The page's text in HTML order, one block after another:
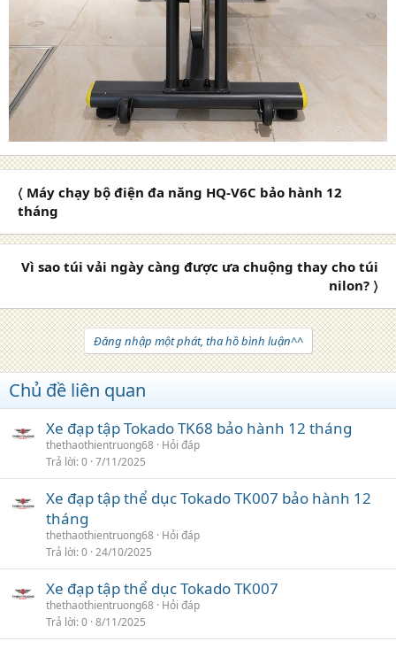
〈 Máy chạy bộ điện đa năng HQ-V6C bảo hành 12
tháng
Vì sao túi vải ngày càng được ưa chuộng thay cho túi
nilon? 〉
Đăng nhập một phát, tha hồ bình luận^^
Chủ đề liên quan
Xe đạp tập Tokado TK68 bảo hành 12 tháng
thethaothientruong68 Hỏi đáp
Trả lời 0 7/11/2025
Xe đạp tập thể dục Tokado TK007 bảo hành 12
tháng
thethaothientruong68 Hỏi đáp
Trả lời 0 24/10/2025
Xe đạp tập thể dục Tokado TK007
thethaothientruong68 Hỏi đáp
Trả lời 0 8/11/2025